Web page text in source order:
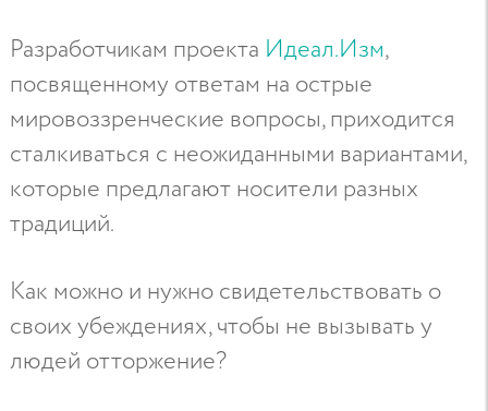
Разработчикам проекта Идеал.Изм,
посвященному ответам на острые
мировоззренческие вопросы, приходится
сталкиваться с неожиданными вариантами,
которые предлагают носители разных
традиций.
Как можно и нужно свидетельствовать о
своих убеждениях, чтобы не вызывать у
людей отторжение?